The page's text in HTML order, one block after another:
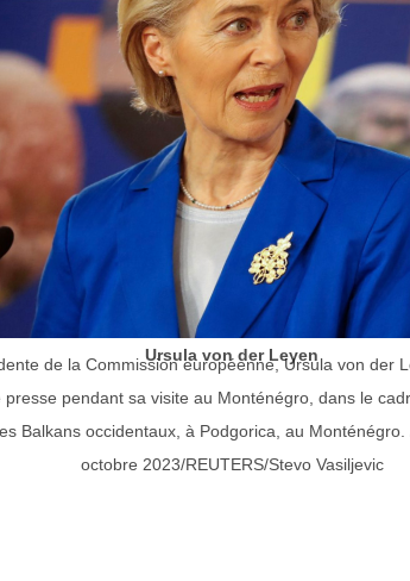
Ursula von der Leyen
de la Commission européenne, Ursula von der
presse pendant sa visite au Monténégro, dans le
Balkans occidentaux, à Podgorica, au Monténégro.
octobre 2023/REUTERS/Stevo Vasiljevic